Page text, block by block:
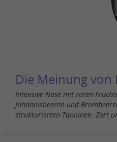
Die Meinung
Intensive Nase mit roten
Johannisbeeren und
strukturierten Tanninen. Zart